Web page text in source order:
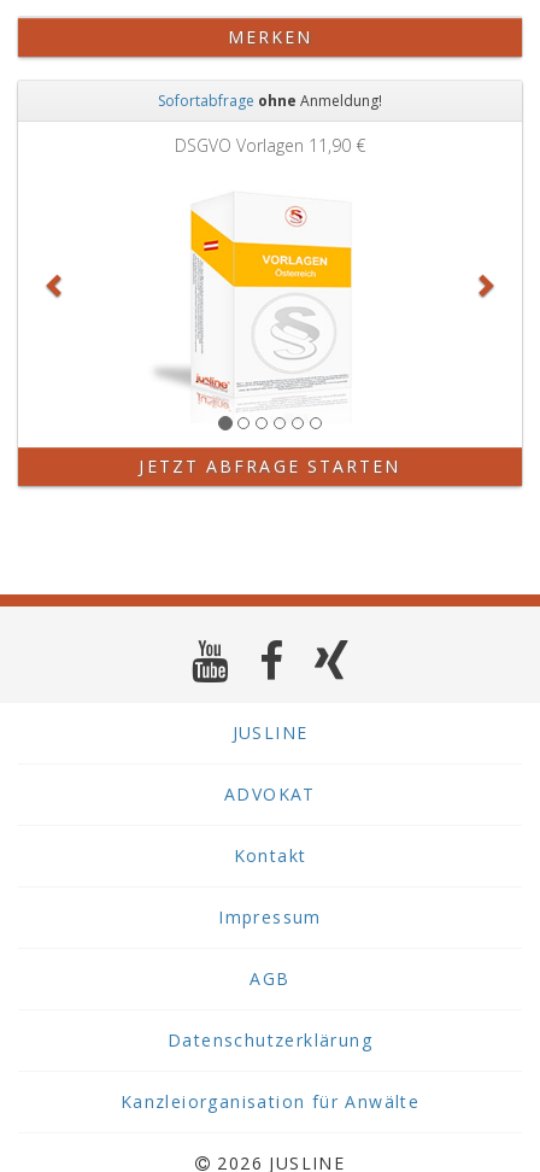
MERKEN
Sofortabfrage ohne Anmeldung!
DSGVO Vorlagen 11,90 €
JETZT ABFRAGE STARTEN
JUSLINE
ADVOKAT
Kontakt
Impressum
AGB
Datenschutzerklärung
Kanzleiorganisation für Anwälte
2026 JUSLINE